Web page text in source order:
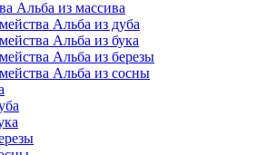
Альба из массива
Альба из дуба
Альба из бука
Альба из березы
Альба из сосны